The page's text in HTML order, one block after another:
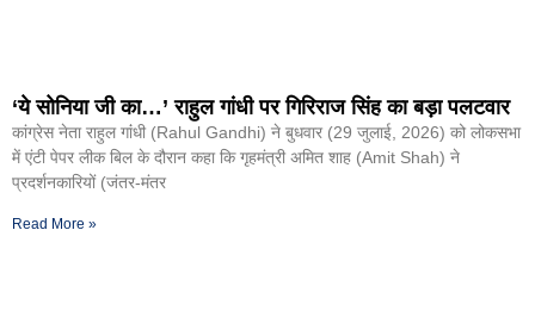
‘ये सोनिया जी का…’ राहुल गांधी पर गिरिराज सिंह का बड़ा पलटवार
कांग्रेस नेता राहुल गांंधी (Rahul Gandhi) ने बुधवार (29 जुलाई, 2026) को लोकसभा
में एंटी पेपर लीक बिल के दौरान कहा कि गृहमंत्री अमित शाह (Amit Shah) ने
प्रदर्शनकारियों (जंतर-मंतर
Read More »